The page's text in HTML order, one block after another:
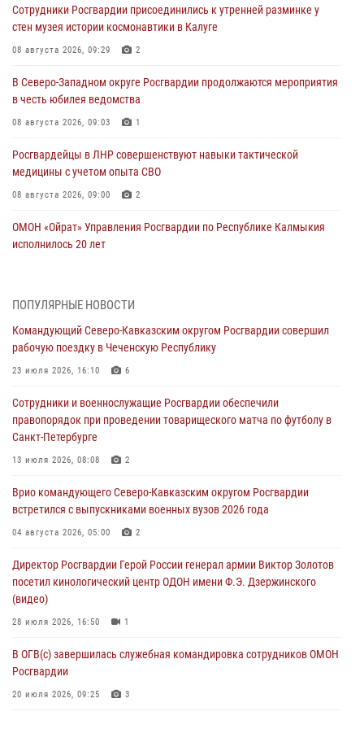
Сотрудники Росгвардии присоединились к утренней разминке у
стен музея истории космонавтики в Калуге
08 августа 2026, 09:29 2
В Северо-Западном округе Росгвардии продолжаются мероприятия
в честь юбилея ведомства
08 августа 2026, 09:03 1
Росгвардейцы в ЛНР совершенствуют навыки тактической
медицины с учетом опыта СВО
08 августа 2026, 09:00 2
ОМОН «Ойрат» Управления Росгвардии по Республике Калмыкия
исполнилось 20 лет
В Кабардино-Балкарии сотрудники Росгвардии провели турнир по
08 августа 2026, 07:00
Росгвардейцы обеспечили безопасность «Поезда Победы» в
08 августа 2026, 07:00
Военнослужащие Софринской бригады Росгвардии встретились с
участником патриотического проекта «Дорогой Ломоносова —
08 августа 2026, 07:00 2
В Москве росгвардейцы оказали помощь медикам и девушке с
08 августа 2026, 06:32 1
ПОПУЛЯРНЫЕ НОВОСТИ
Командующий Северо-Кавказским округом Росгвардии совершил
рабочую поездку в Чеченскую Республику
23 июля 2026, 16:10 6
Сотрудники и военнослужащие Росгвардии обеспечили
правопорядок при проведении товарищеского матча по футболу в
Санкт-Петербурге
13 июля 2026, 08:08 2
Врио командующего Северо-Кавказским округом Росгвардии
встретился с выпускниками военных вузов 2026 года
04 августа 2026, 05:00 2
Директор Росгвардии Герой России генерал армии Виктор Золотов
посетил кинологический центр ОДОН имени Ф.Э. Дзержинского
(видео)
28 июля 2026, 16:50 1
В ОГВ(с) завершилась служебная командировка сотрудников ОМОН
Росгвардии
20 июля 2026, 09:25 3